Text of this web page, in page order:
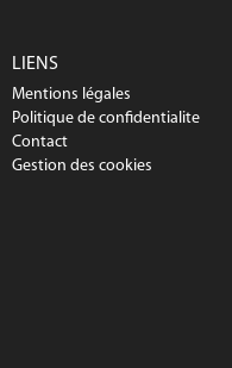
LIENS
Mentions légales
Politique de confidentialite
Contact
Gestion des cookies